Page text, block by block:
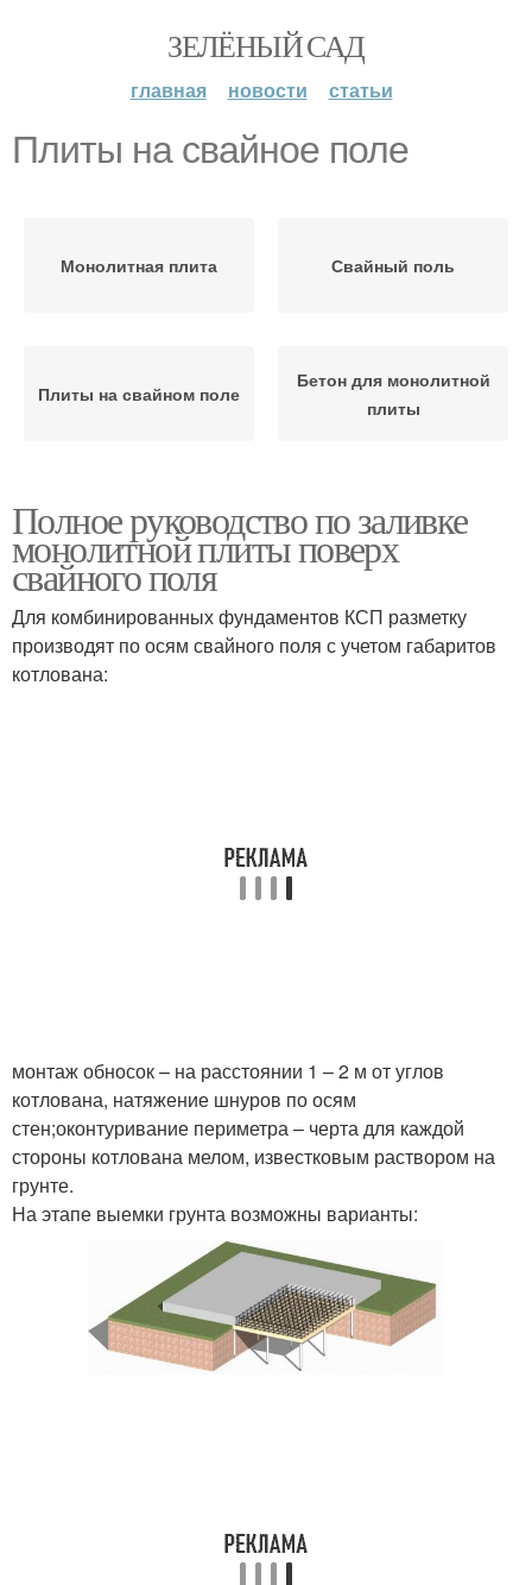
ЗЕЛЁНЫЙ САД
главная новости статьи
Плиты на свайное поле
Монолитная плита Свайный поль
Плиты на свайном поле
Бетон для монолитной
плиты
Полное руководство по заливке
монолитной плиты поверх
свайного поля
Для комбинированных фундаментов КСП разметку
производят по осям свайного поля с учетом габаритов
котлована:
монтаж обносок – на расстоянии 1 – 2 м от углов
котлована, натяжение шнуров по осям
стен;оконтуривание периметра – черта для каждой
стороны котлована мелом, известковым раствором на
грунте.
На этапе выемки грунта возможны варианты: